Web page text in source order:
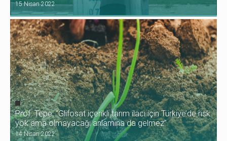
15 Nisan 2022
Prof. Tepe: “Glifosat içerikli tarım ilacı için Türkiye’de risk
yok ama olmayacağı anlamına da gelmez”
14 Nisan 2022